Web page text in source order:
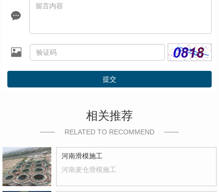
提交
相关推荐
RELATED TO RECOMMEND
河南滑模施工
河南麦仓滑模施工